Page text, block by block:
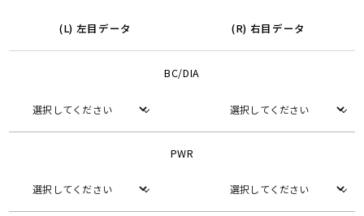
(L) 左目データ (R) 右目データ
BC/DIA
PWR